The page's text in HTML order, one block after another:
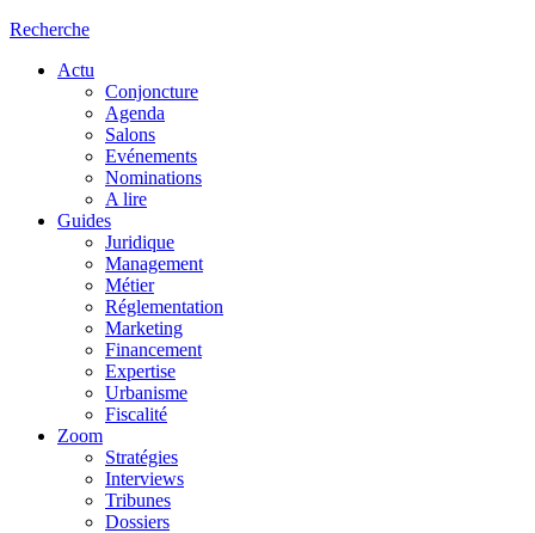
Recherche
Actu
Conjoncture
Agenda
Salons
Evénements
Nominations
A lire
Guides
Juridique
Management
Métier
Réglementation
Marketing
Financement
Expertise
Urbanisme
Fiscalité
Zoom
Stratégies
Interviews
Tribunes
Dossiers